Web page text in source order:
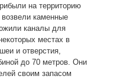
на территорию
каменные
каналы для
местах в
и отверстия,
до 70 метров. Они
своим запасом